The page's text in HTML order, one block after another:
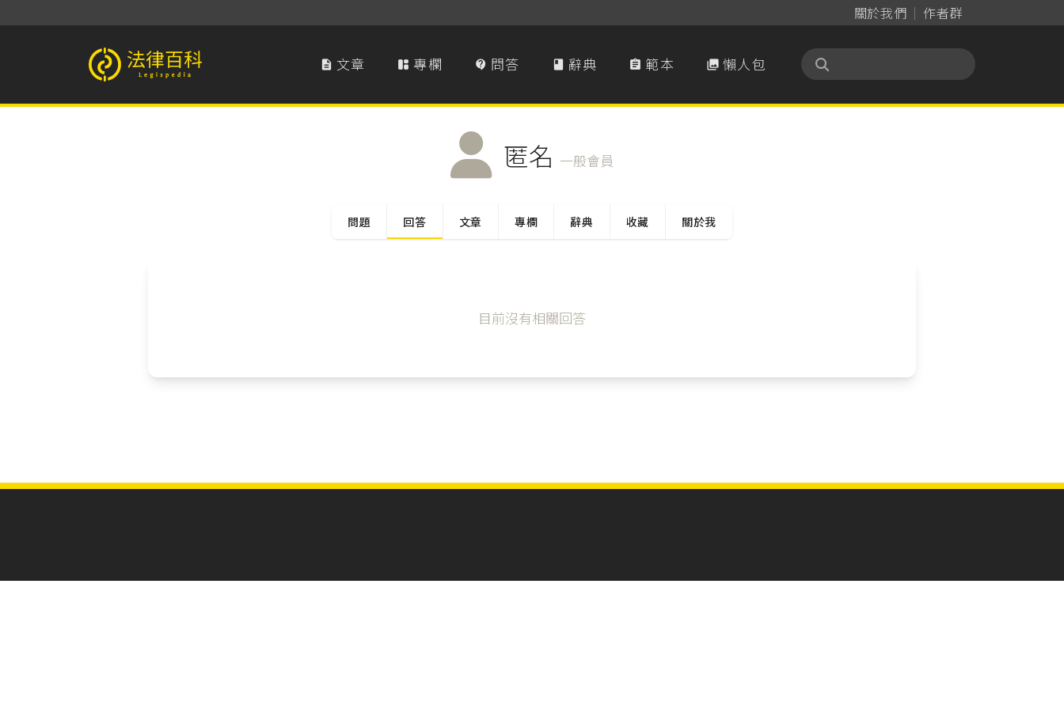
關於我們 作者群
法律百科 Legispedia  文章  專欄  問答  辭典  範本  懶人包
匿名 一般會員
問題 回答 文章 專欄 辭典 收藏 關於我
目前沒有相關回答